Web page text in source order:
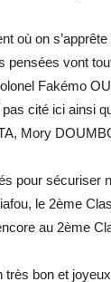
où on
vont
Fakémo
cité ici ainsi
Mory
pour sécuriser
le 2ème
au 2ème
très bon et